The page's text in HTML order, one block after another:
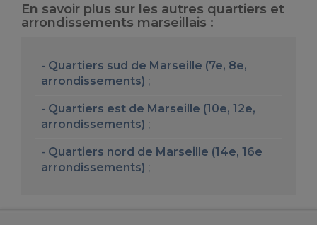
En savoir plus sur les autres quartiers et
arrondissements marseillais :
Quartiers sud de Marseille (7e, 8e,
arrondissements) ;
Quartiers est de Marseille (10e, 12e,
arrondissements) ;
Quartiers nord de Marseille (14e, 16e
arrondissements) ;